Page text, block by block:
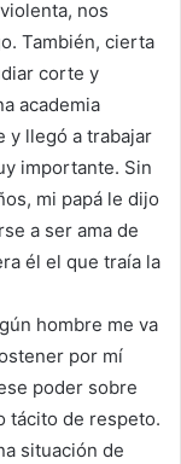
nos
También, cierta
corte y
academia
y llegó a trabajar
importante. Sin
mi papá le dijo
a ser ama de
él el que traía la
hombre me va
por mí
poder sobre
tácito de respeto.
situación de